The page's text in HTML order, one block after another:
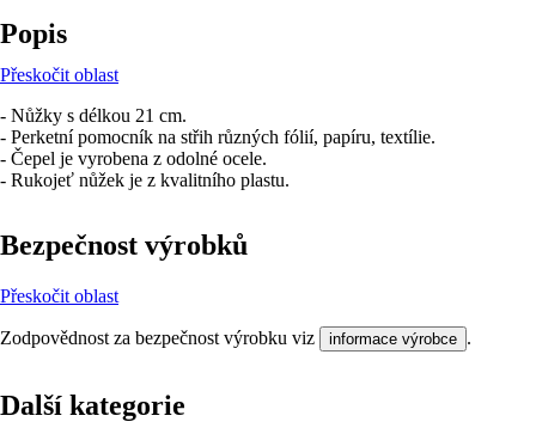
Popis
Přeskočit oblast
- Nůžky s délkou 21 cm.
- Perketní pomocník na střih různých fólií, papíru, textílie.
- Čepel je vyrobena z odolné ocele.
- Rukojeť nůžek je z kvalitního plastu.
Bezpečnost výrobků
Přeskočit oblast
Zodpovědnost za bezpečnost výrobku viz informace výrobce .
Další kategorie